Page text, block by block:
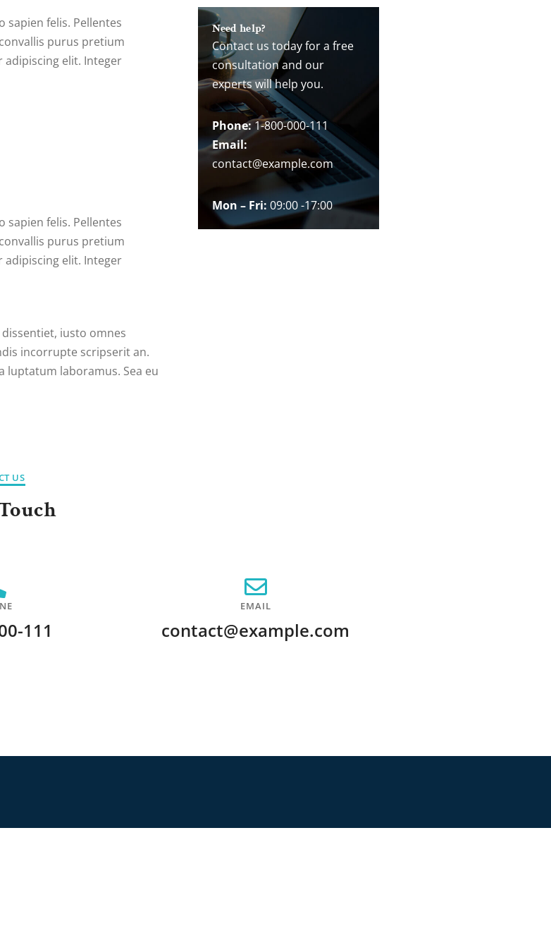
felis. Pellentes
purus pretium
elit. Integer
felis. Pellentes
purus pretium
elit. Integer
iusto omnes
incorrupte scripserit an.
luptatum laboramus. Sea eu
Need help?
Contact us today for a free
consultation and our
experts will help you.
Phone:1-800-000-111
Email:
contact@example.com
Mon – Fri: 09:00 -17:00
US
111
EMAIL
contact@example.com